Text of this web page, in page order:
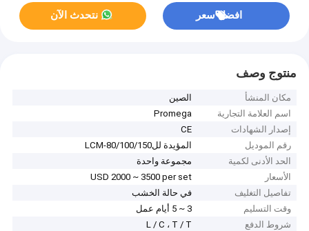
افضل سعر نتحدث الآن
منتوج وصف
مكان المنشأ
الصين
اسم العلامة التجارية
Promega
إصدار الشهادات
CE
رقم الموديل
المؤيدة للLCM-80/100/150
الحد الأدنى لكمية
مجموعة واحدة
الأسعار
USD 2000 ~ 3500 per set
تفاصيل التغليف
في حالة الخشب
وقت التسليم
3 ~ 5 أيام عمل
شروط الدفع
L / C ، T / T